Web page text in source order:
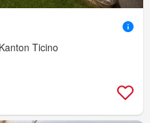
Ticino